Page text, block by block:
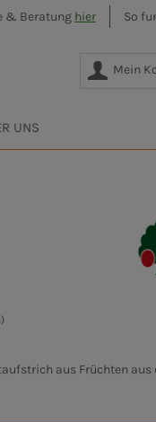
& Beratung hier So
Mein
UNS
aus Früchten aus